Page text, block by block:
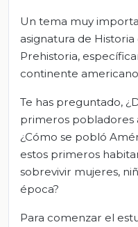
Un tema muy
asignatura de
Prehistoria,
continente
Te has preguntado,
primeros pobladores
¿Cómo se pobló
estos primeros
sobrevivir mujeres,
época?
Para comenzar el